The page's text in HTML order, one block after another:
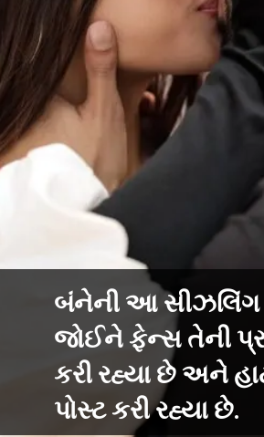
બંનેની આ સીઝલિંગ
જોઈને ફેન્સ તેની
કરી રહ્યા છે અને
પોસ્ટ કરી રહ્યા છે.